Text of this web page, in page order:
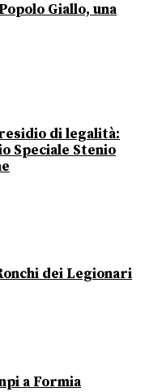
Giallo, una
di legalità:
Speciale Stenio
dei Legionari
a Formia